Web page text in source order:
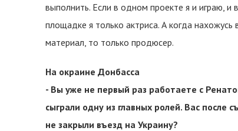
выполнить. Если в одном проекте я и играю,
площадке я только актриса. А когда
материал, то только продюсер.
На окраине Донбасса
- Вы уже не первый раз работаете с
сыграли одну из главных ролей. Вас после
не закрыли въезд на Украину?